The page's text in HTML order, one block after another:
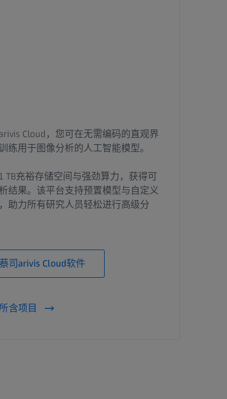
Cloud，您可在无需编码的直观界
练用于图像分析的人工智能模型。
TB充裕存储空间与强劲算力，获得可
结果。该平台支持预置模型与自定义
助力所有研究人员轻松进行高级分
蔡司arivis Cloud软件
含项目